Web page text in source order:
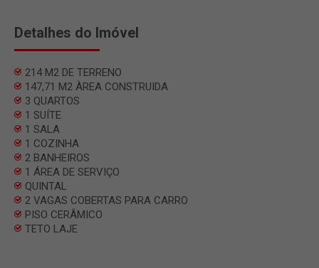
Detalhes do Imóvel
214 M2 DE TERRENO
147,71 M2 ÀREA CONSTRUIDA
3 QUARTOS
1 SUÍTE
1 SALA
1 COZINHA
2 BANHEIROS
1 ÁREA DE SERVIÇO
QUINTAL
2 VAGAS COBERTAS PARA CARRO
PISO CERÂMICO
TETO LAJE